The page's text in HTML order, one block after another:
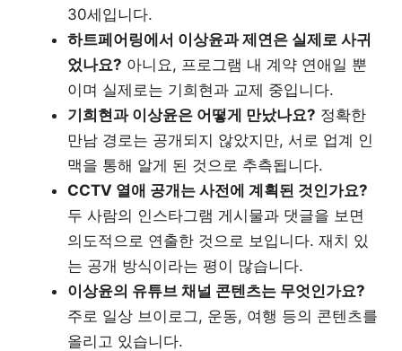
30세입니다.
하트페어링에서 이상윤과 제연은 실제로 사귀
었나요? 아니요, 프로그램 내 계약 연애일 뿐
이며 실제로는 기희현과 교제 중입니다.
기희현과 이상윤은 어떻게 만났나요? 정확한
만남 경로는 공개되지 않았지만, 서로 업계 인
맥을 통해 알게 된 것으로 추측됩니다.
CCTV 열애 공개는 사전에 계획된 것인가요?
두 사람의 인스타그램 게시물과 댓글을 보면
의도적으로 연출한 것으로 보입니다. 재치 있
는 공개 방식이라는 평이 많습니다.
이상윤의 유튜브 채널 콘텐츠는 무엇인가요?
주로 일상 브이로그, 운동, 여행 등의 콘텐츠를
올리고 있습니다.